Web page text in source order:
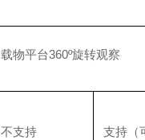
载物平台360º旋转观察
不支持 支持（